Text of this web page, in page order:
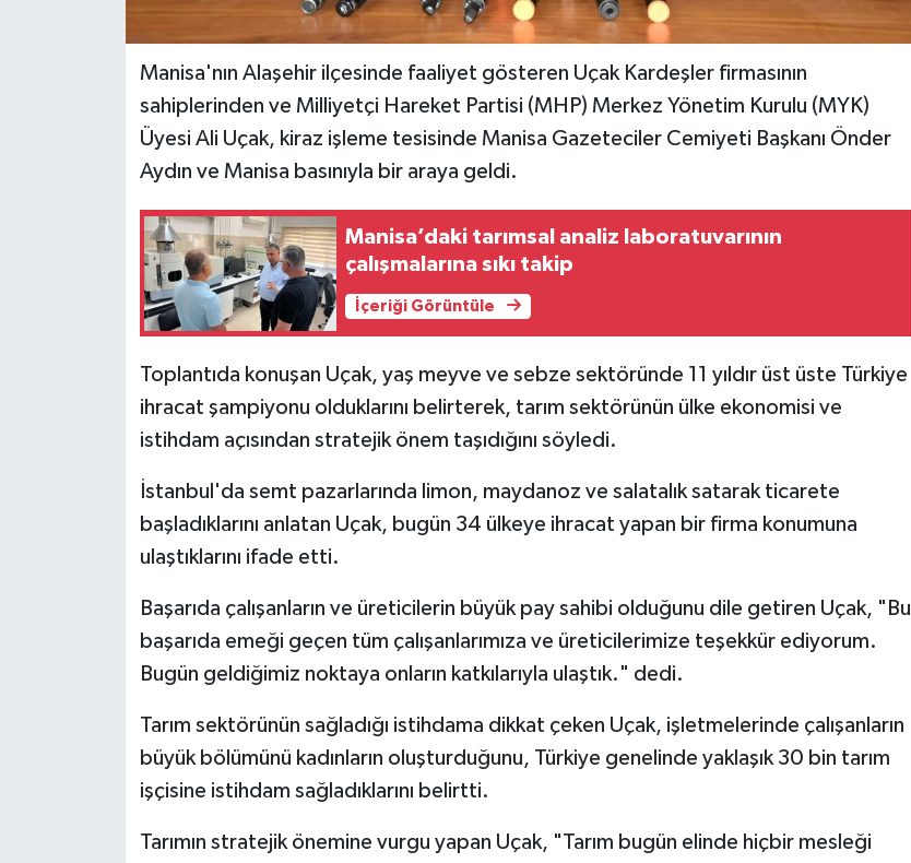
Manisa'nın Alaşehir ilçesinde faaliyet gösteren Uçak Kardeşler firmasının
sahiplerinden ve Milliyetçi Hareket Partisi (MHP) Merkez Yönetim Kurulu (MYK)
Üyesi Ali Uçak, kiraz işleme tesisinde Manisa Gazeteciler Cemiyeti Başkanı Önder
Aydın ve Manisa basınıyla bir araya geldi.
Manisa’daki tarımsal analiz laboratuvarının
çalışmalarına sıkı takip
İçeriği Görüntüle
Toplantıda konuşan Uçak, yaş meyve ve sebze sektöründe 11 yıldır üst üste Türkiye
ihracat şampiyonu olduklarını belirterek, tarım sektörünün ülke ekonomisi ve
istihdam açısından stratejik önem taşıdığını söyledi.
İstanbul'da semt pazarlarında limon, maydanoz ve salatalık satarak ticarete
başladıklarını anlatan Uçak, bugün 34 ülkeye ihracat yapan bir firma konumuna
ulaştıklarını ifade etti.
Başarıda çalışanların ve üreticilerin büyük pay sahibi olduğunu dile getiren Uçak, "Bu
başarıda emeği geçen tüm çalışanlarımıza ve üreticilerimize teşekkür ediyorum.
Bugün geldiğimiz noktaya onların katkılarıyla ulaştık." dedi.
Tarım sektörünün sağladığı istihdama dikkat çeken Uçak, işletmelerinde çalışanların
büyük bölümünü kadınların oluşturduğunu, Türkiye genelinde yaklaşık 30 bin tarım
işçisine istihdam sağladıklarını belirtti.
Tarımın stratejik önemine vurgu yapan Uçak, "Tarım bugün elinde hiçbir mesleği